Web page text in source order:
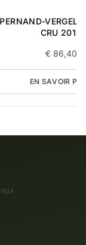
PERNAND-
CRU 2019
€86,40
EN SAVOIR